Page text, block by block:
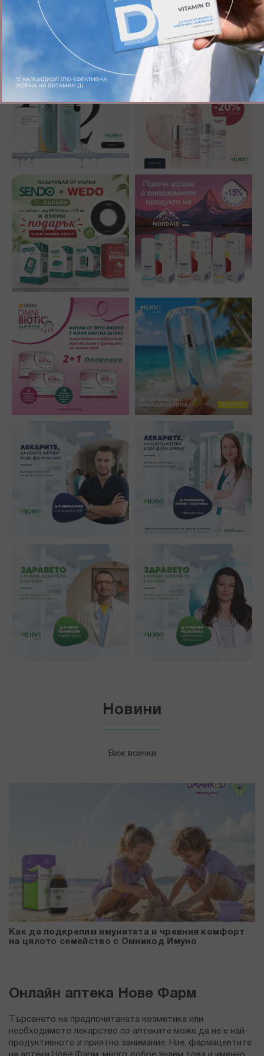
Новини
Виж всички
Как да подкрепим имунитета и чревния комфорт
на цялото семейство с Омникод Имуно
Онлайн аптека Нове Фарм
Търсенето на предпочитаната козметика или
необходимото лекарство по аптеките може да не е най-
продуктивното и приятно занимание. Ние, фармацевтите